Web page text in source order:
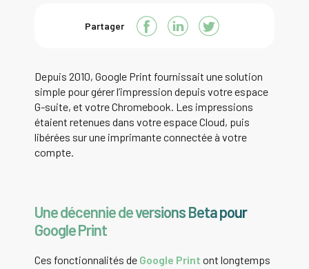
Partager
Depuis 2010, Google Print fournissait une solution
simple pour gérer l’impression depuis votre espace
G-suite, et votre Chromebook. Les impressions
étaient retenues dans votre espace Cloud, puis
libérées sur une imprimante connectée à votre
compte.
Une décennie de versions Beta pour
Google Print
Ces fonctionnalités de Google Print ont longtemps